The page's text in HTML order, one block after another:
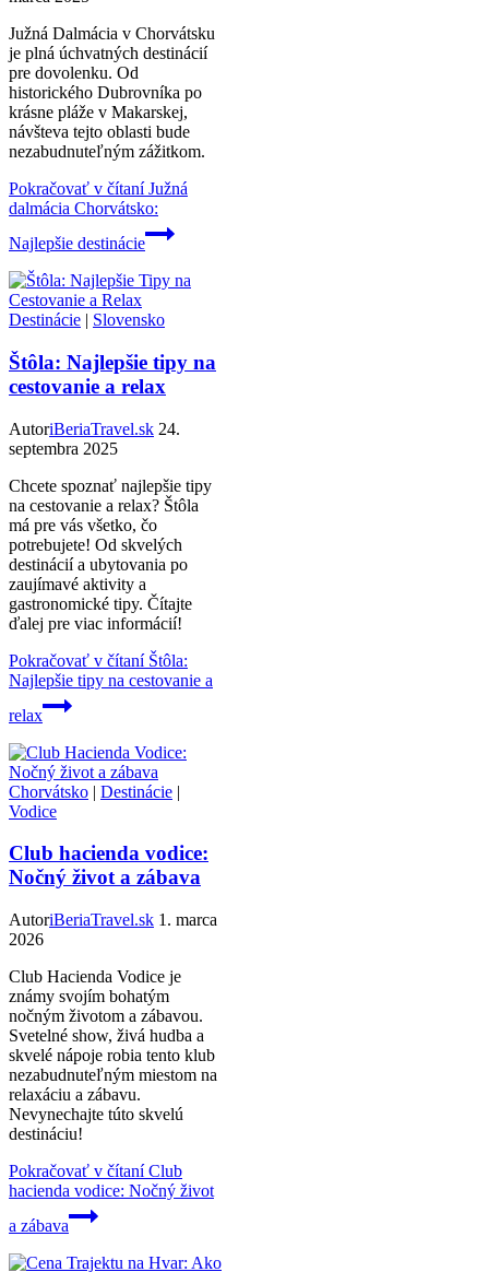
Južná Dalmácia v Chorvátsku
je plná úchvatných destinácií
pre dovolenku. Od
historického Dubrovníka po
krásne pláže v Makarskej,
návšteva tejto oblasti bude
nezabudnuteľným zážitkom.
Pokračovať v čítaníJužná
dalmácia Chorvátsko:
Najlepšie destinácie
Destinácie | Slovensko
Štôla: Najlepšie tipy na
cestovanie a relax
AutoriBeriaTravel.sk 24.
septembra 2025
Chcete spoznať najlepšie tipy
na cestovanie a relax? Štôla
má pre vás všetko, čo
potrebujete! Od skvelých
destinácií a ubytovania po
zaujímavé aktivity a
gastronomické tipy. Čítajte
ďalej pre viac informácií!
Pokračovať v čítaníŠtôla:
Najlepšie tipy na cestovanie a
relax
Chorvátsko | Destinácie |
Vodice
Club hacienda vodice:
Nočný život a zábava
AutoriBeriaTravel.sk 1. marca
2026
Club Hacienda Vodice je
známy svojím bohatým
nočným životom a zábavou.
Svetelné show, živá hudba a
skvelé nápoje robia tento klub
nezabudnuteľným miestom na
relaxáciu a zábavu.
Nevynechajte túto skvelú
destináciu!
Pokračovať v čítaníClub
hacienda vodice: Nočný život
a zábava